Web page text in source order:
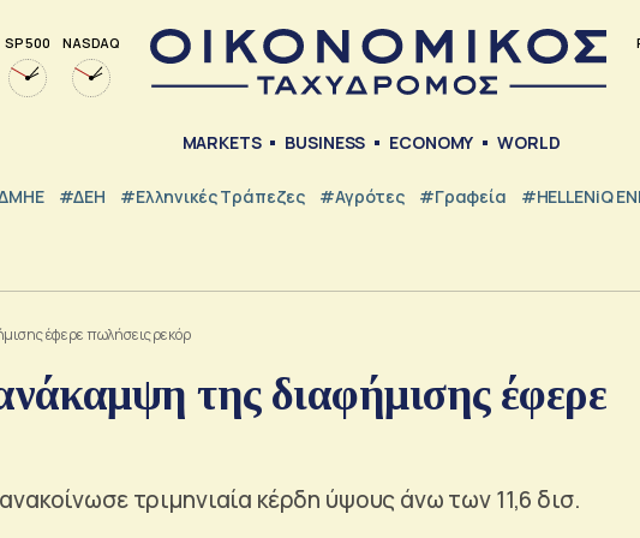
SP 500 NASDAQ
MARKETS BUSINESS ECONOMY WORLD
#ΔΕΗ #ελληνικές Τράπεζες #Αγρότες #Γραφεία #HELLENiQ
έφερε πωλήσεις ρεκόρ
της διαφήμισης έφερε
τριμηνιαία κέρδη ύψους άνω των 11,6 δισ.